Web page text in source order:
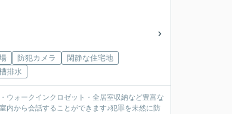
防犯カメラ
閑静な住宅地
排水
ウォークインクロゼット・全居室収納など豊富な
内から会話することができます♪犯罪を未然に防